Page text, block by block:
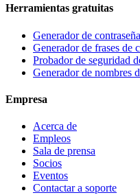
Herramientas gratuitas
Generador de
Generador de frases de
Probador de seguridad
Generador de nombres
Empresa
Acerca de
Empleos
Sala de prensa
Socios
Eventos
Contactar a soporte